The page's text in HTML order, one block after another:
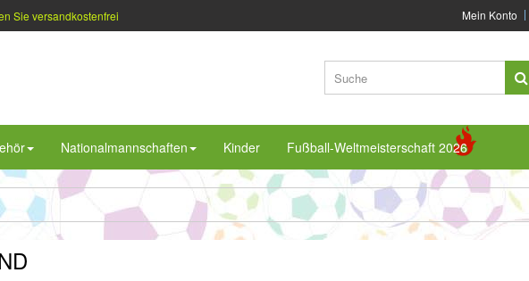
Sie versandkostenfrei Mein Konto
Nationalmannschaften Kinder Fußball-Weltmeisterschaft 2026